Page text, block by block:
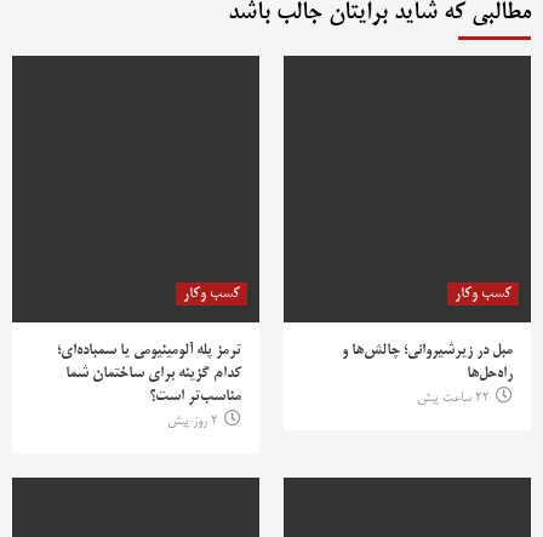
مطالبی که شاید برایتان جالب باشد
کسب وکار
مبل در زیرشیروانی؛ چالش‌ها و
راه‌حل‌ها
22 ساعت پیش
کسب وکار
ترمز پله آلومینیومی یا سمباده‌ای؛
کدام گزینه برای ساختمان شما
مناسب‌تر است؟
2 روز پیش